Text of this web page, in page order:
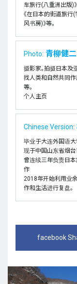
车旅行(八重洲出版)
《在日本的街道旅行(
风书房)》等。
Photo: 青柳健
摄影家。拍摄日本及
找人类和自然共同作
等。
个人主页
Chinese Version:
毕业于大连外国语
现于中国山东省烟
曾连续三年负责日本
作
2018年开始利用业
作和生活进行复盘。
facebook